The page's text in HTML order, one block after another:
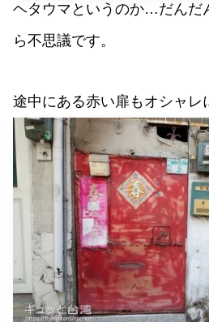
ヘタウマというのか…だんだ
ら不思議です。
途中にある赤い扉もオシャレ